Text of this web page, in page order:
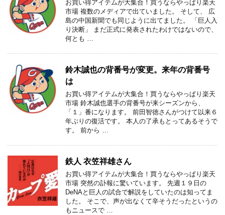
お買い得アイテムが大集合！買うならやっぱり楽天
市場 複数のメディアで出ていました。 そして、 広
島の中国新聞でも同じように出てました。 「巨人入
り決断」 まだ正式に発表されたわけではないので、
何とも …
鈴木誠也の背番号が変更。来年の背番号
は
お買い得アイテムが大集合！買うならやっぱり楽天
市場 鈴木誠也選手の背番号が来シーズンから、
「１」番になります。 前田智徳さんがつけて以来６
年ぶりの復活です。 本人の了承もとってあるそうで
す。 前から …
鉄人 衣笠祥雄さん
お買い得アイテムが大集合！買うならやっぱり楽天
市場 突然の訃報に驚いています。 先週１９日の
DeNAと巨人の試合で解説をしていたのは知ってま
した。 そこで、声が出なくて辛そうだったというの
もニュースで …